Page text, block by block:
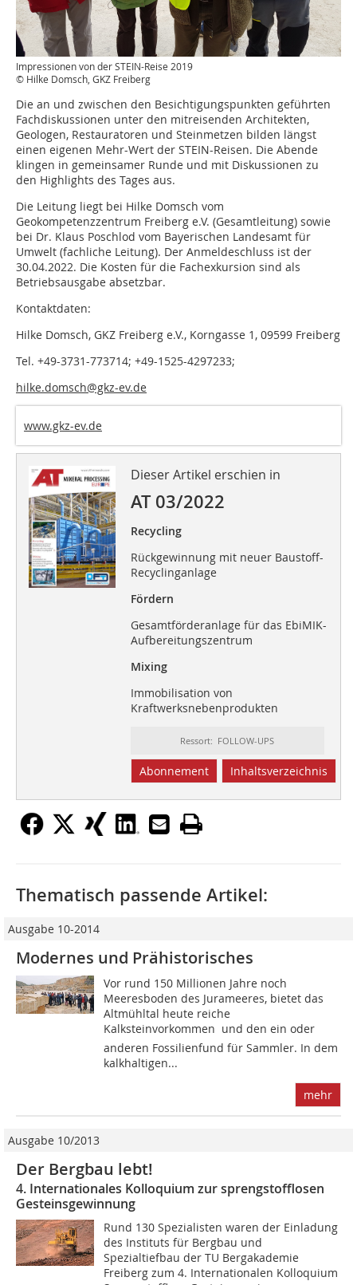
Impressionen von der STEIN-Reise 2019
© Hilke Domsch, GKZ Freiberg
Die an und zwischen den Besichtigungspunkten geführten
Fachdiskussionen unter den mitreisenden Architekten,
Geologen, Restauratoren und Steinmetzen bilden längst
einen eigenen Mehr-Wert der STEIN-Reisen. Die Abende
klingen in gemeinsamer Runde und mit Diskussionen zu
den Highlights des Tages aus.
Die Leitung liegt bei Hilke Domsch vom
Geokompetenzzentrum Freiberg e.V. (Gesamtleitung) sowie
bei Dr. Klaus Poschlod vom Bayerischen Landesamt für
Umwelt (fachliche Leitung). Der Anmeldeschluss ist der
30.04.2022. Die Kosten für die Fachexkursion sind als
Betriebsausgabe absetzbar.
Kontaktdaten:
Hilke Domsch, GKZ Freiberg e.V., Korngasse 1, 09599 Freiberg
Tel. +49-3731-773714; +49-1525-4297233;
hilke.domsch@gkz-ev.de
www.gkz-ev.de
Dieser Artikel erschien in
AT 03/2022
Recycling
Rückgewinnung mit neuer Baustoff-
Recyclinganlage
Fördern
Gesamtförderanlage für das EbiMIK-
Aufbereitungszentrum
Mixing
Immobilisation von
Kraftwerksnebenprodukten
Ressort: FOLLOW-UPS
Abonnement Inhaltsverzeichnis
Thematisch passende Artikel:
Ausgabe 10-2014
Modernes und Prähistorisches
Vor rund 150 Millionen Jahre noch
Meeresboden des Jurameeres, bietet das
Altmühltal heute reiche
Kalksteinvorkommen  und den ein oder
anderen Fossilienfund für Sammler. In dem
kalkhaltigen...
mehr
Ausgabe 10/2013
Der Bergbau lebt!
4. Internationales Kolloquium zur sprengstofflosen
Gesteinsgewinnung
Rund 130 Spezialisten waren der ­Einladung
des Instituts für Bergbau und
Spezialtiefbau der TU Bergakademie
Freiberg zum 4. Internationalen Kolloquium